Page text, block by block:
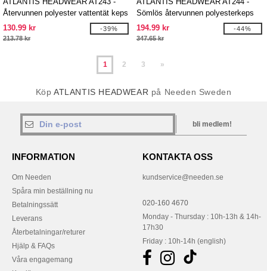
Återvunnen polyester vattentät keps
130.99 kr
213.78 kr
-39%
Sömlös återvunnen polyesterkeps
194.99 kr
347.65 kr
-44%
1 2 3 »
Köp ATLANTIS HEADWEAR på Needen Sweden
bli medlem!
INFORMATION
Om Needen
Spåra min beställning nu
Betalningssätt
Leverans
Återbetalningar/returer
Hjälp & FAQs
Våra engagemang
KONTAKTA OSS
kundservice@needen.se
020-160 4670
Monday - Thursday : 10h-13h & 14h-
17h30
Friday : 10h-14h (english)